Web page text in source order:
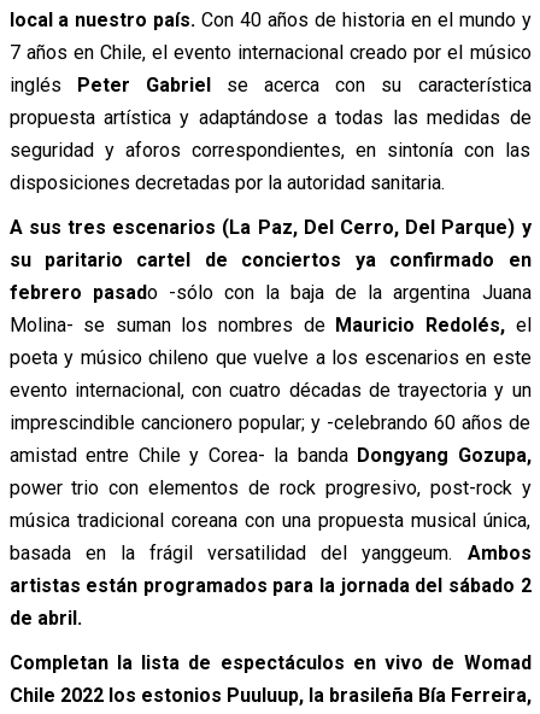
local a nuestro país. Con 40 años de historia en el mundo y
7 años en Chile, el evento internacional creado por el músico
inglés Peter Gabrielse acerca con su característica
propuesta artística y adaptándose a todas las medidas de
seguridad y aforos correspondientes, en sintonía con las
disposiciones decretadas por la autoridad sanitaria.
A sus tres escenarios (La Paz, Del Cerro, Del Parque) y
su paritario cartel de conciertos ya confirmado en
febrero pasado -sólo con la baja de la argentina Juana
Molina- se suman los nombres de Mauricio Redolés,el
poeta y músico chileno que vuelve a los escenarios en este
evento internacional, con cuatro décadas de trayectoria y un
imprescindible cancionero popular; y -celebrando 60 años de
amistad entre Chile y Corea- la banda Dongyang Gozupa,
power trio con elementos de rock progresivo, post-rock y
música tradicional coreana con una propuesta musical única,
basada en la frágil versatilidad del yanggeum. Ambos
artistas están programados para la jornada del sábado 2
de abril.
Completan la lista de espectáculos en vivo de Womad
Chile 2022 los estonios Puuluup, la brasileña Bía Ferreira,